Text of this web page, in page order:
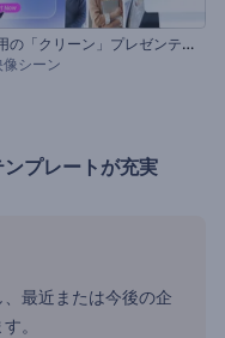
会
社用の「クリーン」プレゼンテーション
シーン
プレートが充実
最近または今後の企
。